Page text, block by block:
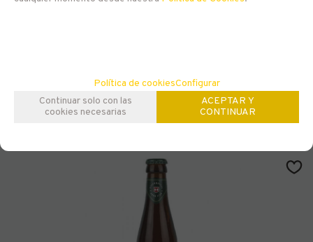
AÑADIR A CESTA
Política de cookiesConfigurar
Continuar solo con las
cookies necesarias
ACEPTAR Y
CONTINUAR